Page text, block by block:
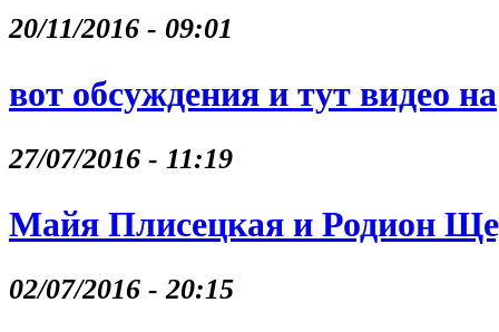
20/11/2016 - 09:01
вот обсуждения и тут видео на
27/07/2016 - 11:19
Майя Плисецкая и Родион
02/07/2016 - 20:15